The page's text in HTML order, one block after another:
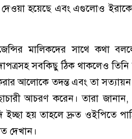
দেওয়া হয়েছে এবং এগুলোও
মালিকদের সাথে কথা
সবকিছু ঠিক থাকলেও
আলোকে তদন্ত এবং তা সত্যায়ন
আচরণ করেন। তারা
ইচ্ছা হয় তাহলে দ্রুত ওইপিতে
দেখান।